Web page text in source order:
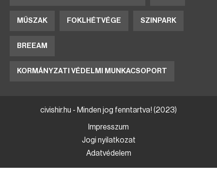
MŰSZAK FOKLHÉTVÉGE SZINPARK
BREEAM
KORMÁNYZATI VÉDELMI MUNKACSOPORT
civishir.hu - Minden jog fenntartva! (2023)
Impresszum
Jogi nyilatkozat
Adatvédelem